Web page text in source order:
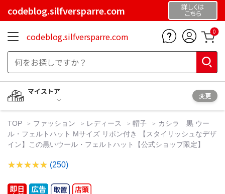
codeblog.silfversparre.com 詳しくは
こちら
codeblog.silfversparre.com 0
マイストア
変更
TOP ファッション レディース 帽子
カシラ 黒 ウー
ル・フェルトハット Mサイズ リボン付き 【スタイリッシュなデザ
イン】この黒いウール・フェルトハット【公式ショップ限定】
(250)